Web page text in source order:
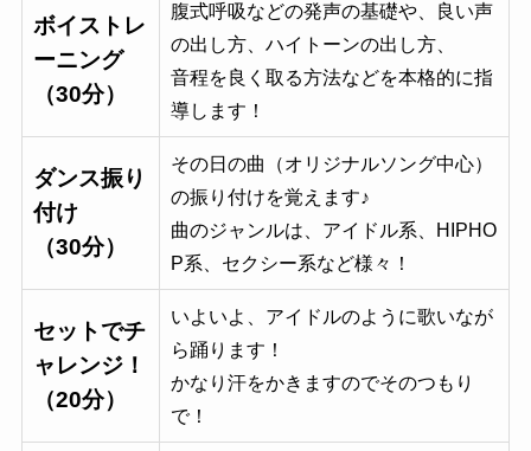
ボイストレ
ーニング
（30分）
腹式呼吸などの発声の基礎や、良い声
の出し方、ハイトーンの出し方、
音程を良く取る方法などを本格的に指
導します！
ダンス振り
付け
（30分）
その日の曲（オリジナルソング中心）
の振り付けを覚えます♪
曲のジャンルは、アイドル系、HIPHO
P系、セクシー系など様々！
セットでチ
ャレンジ！
（20分）
いよいよ、アイドルのように歌いなが
ら踊ります！
かなり汗をかきますのでそのつもり
で！